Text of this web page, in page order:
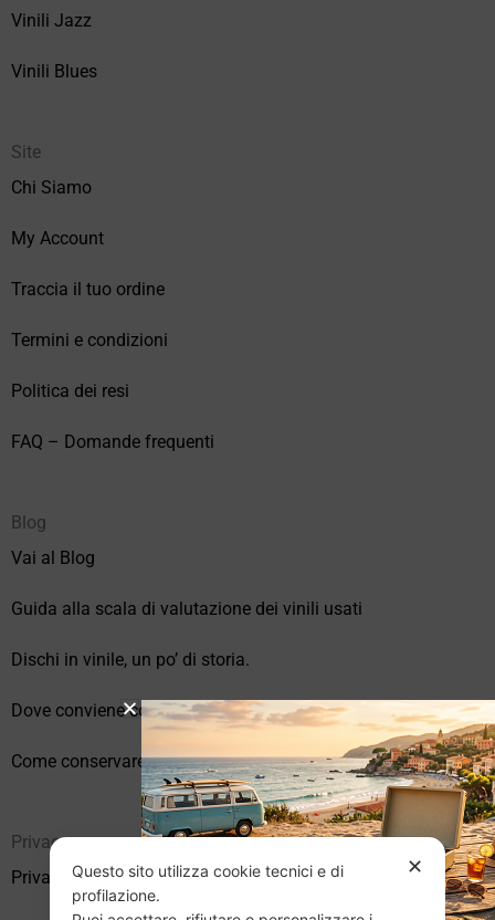
Vinili Jazz
Vinili Blues
Site
Chi Siamo
My Account
Traccia il tuo ordine
Termini e condizioni
Politica dei resi
FAQ – Domande frequenti
Blog
Vai al Blog
Guida alla scala di valutazione dei vinili usati
Dischi in vinile, un po’ di storia.
Dove conviene comprare vinili online?
Come conservare correttamente i vinili usati
Privacy
Privacy Policy
✕
Questo sito utilizza cookie tecnici e di
profilazione.